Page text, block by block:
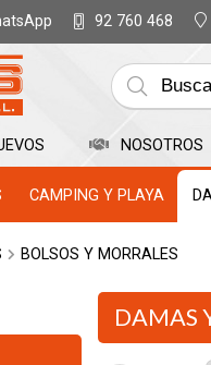
92 760 468
NOSOTROS
CAMPING Y PLAYA
BOLSOS Y MORRALES
DAMAS